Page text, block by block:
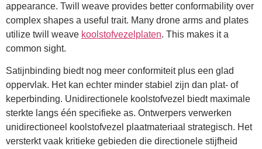
appearance. Twill weave provides better conformability over
complex shapes a useful trait. Many drone arms and plates
utilize twill weave koolstofvezelplaten. This makes it a
common sight.
Satijnbinding biedt nog meer conformiteit plus een glad
oppervlak. Het kan echter minder stabiel zijn dan plat- of
keperbinding. Unidirectionele koolstofvezel biedt maximale
sterkte langs één specifieke as. Ontwerpers verwerken
unidirectioneel koolstofvezel plaatmateriaal strategisch. Het
versterkt vaak kritieke gebieden die directionele stijfheid